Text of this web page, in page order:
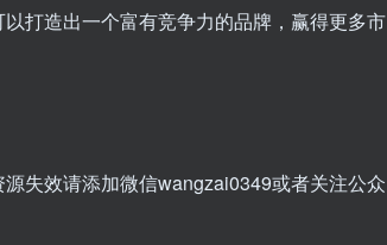
打造出一个富有竞争力的品牌，赢得更多市
失效请添加微信wangzai0349或者关注公众